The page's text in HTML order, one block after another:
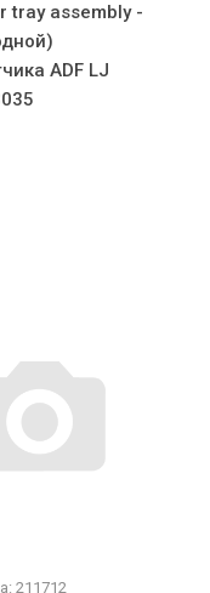
tray assembly -
ADF LJ
211712